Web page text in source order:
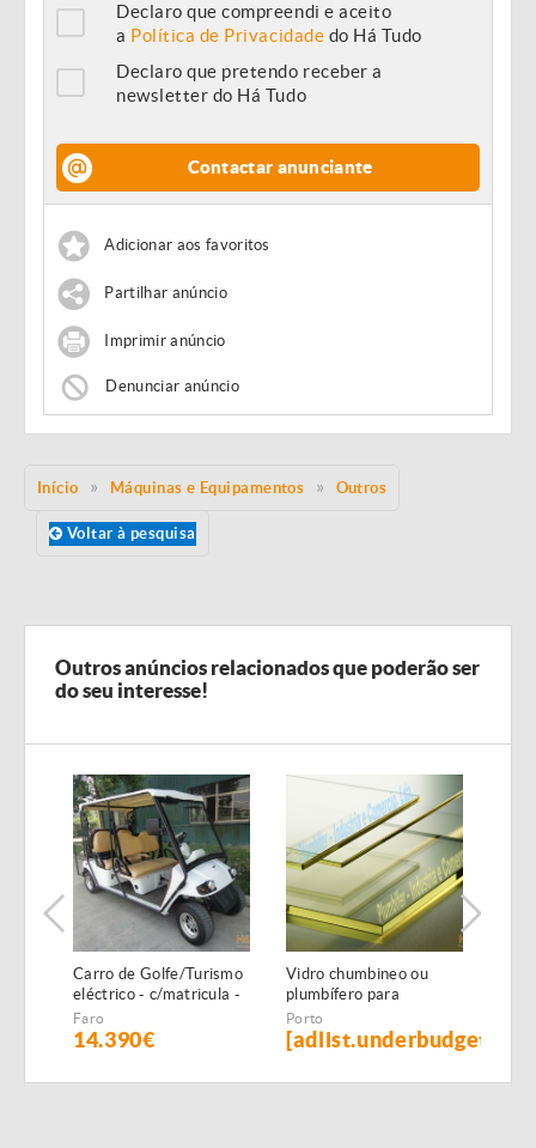
Declaro que compreendi e aceito
a Política de Privacidade do Há Tudo
Declaro que pretendo receber a
newsletter do Há Tudo
Contactar anunciante
Adicionar aos favoritos
Partilhar anúncio
Imprimir anúncio
Denunciar anúncio
Início Máquinas e Equipamentos Outros
Voltar à pesquisa
Outros anúncios relacionados que poderão ser
do seu interesse!
Carro de Golfe/Turismo
eléctrico - c/matricula -
6 PAX - NOVO
Faro
14.390€
Vidro chumbineo ou
plumbífero para
proteçao radiologica
Porto
[adlist.underbudget]